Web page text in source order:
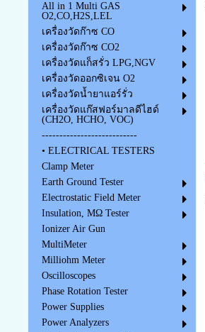
All in 1 Multi GAS
O2,CO,H2S,LEL
เครื่องวัดก๊าซ CO
เครื่องวัดก๊าซ CO2
เครื่องวัดแก็สรั่ว LPG,NGV
เครื่องวัดออกซิเจน O2
เครื่องวัดน้ำยาแอร์รั่ว
เครื่องวัดแก๊สฟอร์มาลดีไฮด์
(CH2O, HCHO, VOC)
---------------------------
• ELECTRICAL TESTERS
Clamp Meter
Earth Ground Tester
Electrostatic Field Meter
Insulation, MΩ Tester
Ionizer Air Gun
MultiMeter
Milliohm Meter
Oscilloscopes
Phase Rotation Tester
Power Supplies
Power Analyzers